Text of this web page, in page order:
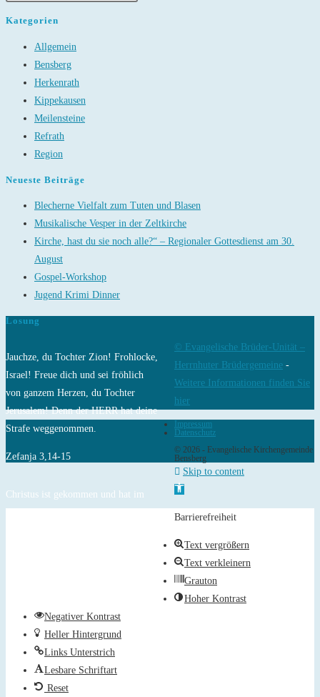
Kategorien
Allgemein
Bensberg
Herkenrath
Kippekausen
Meilensteine
Refrath
Region
Neueste Beiträge
Blecherne Vielfalt zum Tuten und Blasen
Musikalische Vesper in der Zeltkirche
Kirche, hast du sie noch alle?“ – Regionaler Gottesdienst am 30.
August
Gospel-Workshop
Jugend Krimi Dinner
Losung
Jauchze, du Tochter Zion! Frohlocke,
Israel! Freue dich und sei fröhlich
von ganzem Herzen, du Tochter
Jerusalem! Denn der HERR hat deine
Strafe weggenommen.
Zefanja 3,14-15
Christus ist gekommen und hat im
© Evangelische Brüder-Unität –
Herrnhuter Brüdergemeine -
Weitere Informationen finden Sie
hier
Impressum
Datenschutz
© 2026 - Evangelische Kirchengemeinde
Bensberg
Skip to content
Open toolbar
Barrierefreiheit
Text vergrößern
Text verkleinern
Grauton
Hoher Kontrast
Negativer Kontrast
Heller Hintergrund
Links Unterstrich
Lesbare Schriftart
Reset